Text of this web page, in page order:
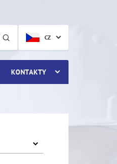
CZ
KONTAKTY